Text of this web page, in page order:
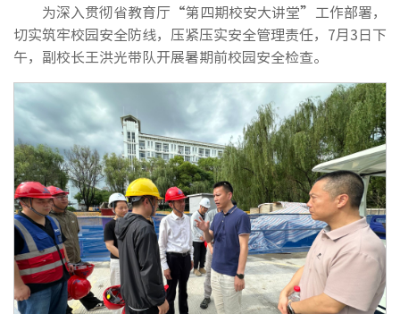
为深入贯彻省教育厅“第四期校安大讲堂”工作部署，
切实筑牢校园安全防线，压紧压实安全管理责任，7月3日下
午，副校长王洪光带队开展暑期前校园安全检查。